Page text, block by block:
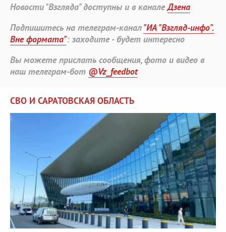
Новости "Взгляда" доступны и в каналеДзена
Подпишитесь на телеграм-канал"ИА "Взгляд-инфо".
Вне формата": заходите - будет интересно
Вы можете прислать сообщения, фото и видео в
наш телеграм-бот @Vz_feedbot
СВО И САРАТОВСКАЯ ОБЛАСТЬ